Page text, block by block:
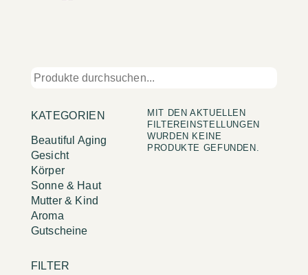
KATEGORIEN
Beautiful Aging
Gesicht
Körper
Sonne & Haut
Mutter & Kind
Aroma
Gutscheine
FILTER
MIT DEN AKTUELLEN
FILTEREINSTELLUNGEN
WURDEN KEINE
PRODUKTE GEFUNDEN.